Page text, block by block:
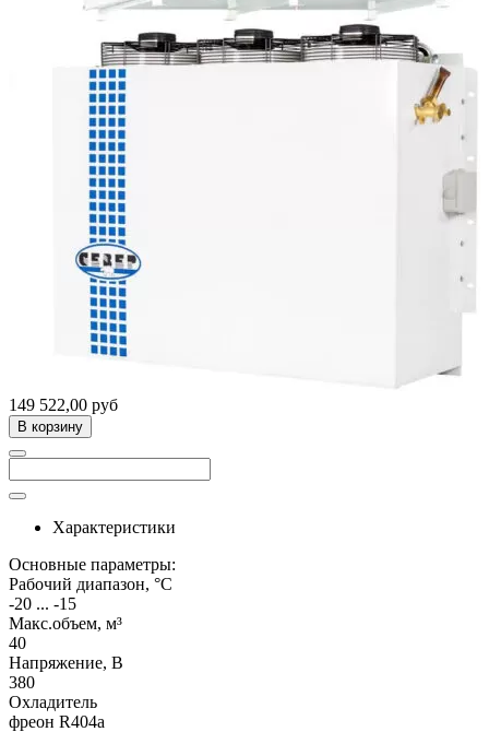
149 522,00 руб
В корзину
Характеристики
Основные параметры:
Рабочий диапазон, °C
-20 ... -15
Макс.объем, м³
40
Напряжение, В
380
Охладитель
фреон R404a